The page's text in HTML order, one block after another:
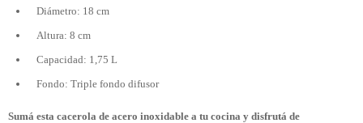
Diámetro: 18 cm
Altura: 8 cm
Capacidad: 1,75 L
Fondo: Triple fondo difusor
Sumá esta cacerola de acero inoxidable a tu cocina y disfrutá de